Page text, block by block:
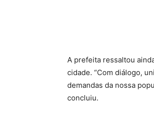
A prefeita ressaltou
cidade. “Com diálogo,
demandas da nossa
concluiu.